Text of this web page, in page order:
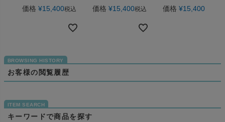
価格 ¥15,400税込
価格 ¥15,400税込
価格 ¥15,400
お客様の閲覧履歴
キーワードで商品を探す